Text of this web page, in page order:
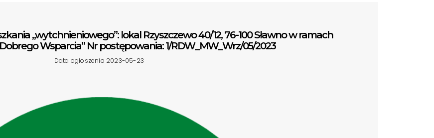
„wytchnieniowego”: lokal Rzyszczewo 40/12, 76-100 Sławno w ramach
Wsparcia” Nr postępowania: 1/RDW_MW_Wrz/05/2023
Data ogłoszenia 2023-05-23